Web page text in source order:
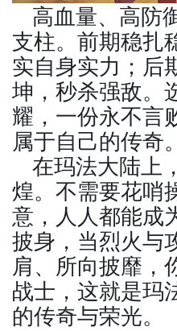
高血量、高防
支柱。前期稳扎
实自身实力；后
坤，秒杀强敌。
耀，一份永不言
属于自己的传奇。
在玛法大陆上
煌。不需要花哨
意，人人都能成
披身，当烈火与
肩、所向披靡，
战士，这就是玛
的传奇与荣光。